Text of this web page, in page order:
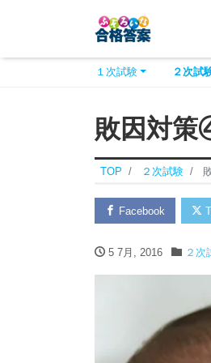
１次試験 ２次試
敗因対
TOP ２次試験
Facebook
5 7月, 2016 ２次